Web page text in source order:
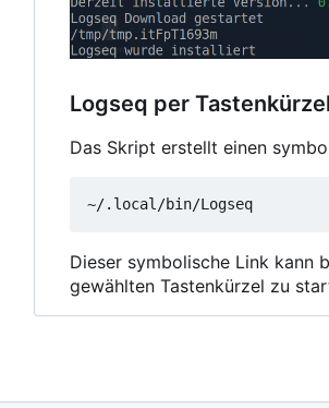
Logseq per
Das Skript erstellt einen
Dieser symbolische Link kann
gewählten Tastenkürzel zu